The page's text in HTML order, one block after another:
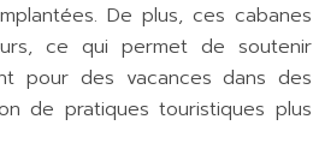
De plus, ces cabanes
ce qui permet de soutenir
pour des vacances dans des
de pratiques touristiques plus